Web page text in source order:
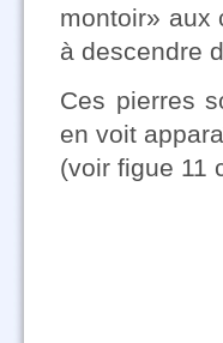
montoir» aux
à descendre
Ces pierres
en voit
(voir figue 11